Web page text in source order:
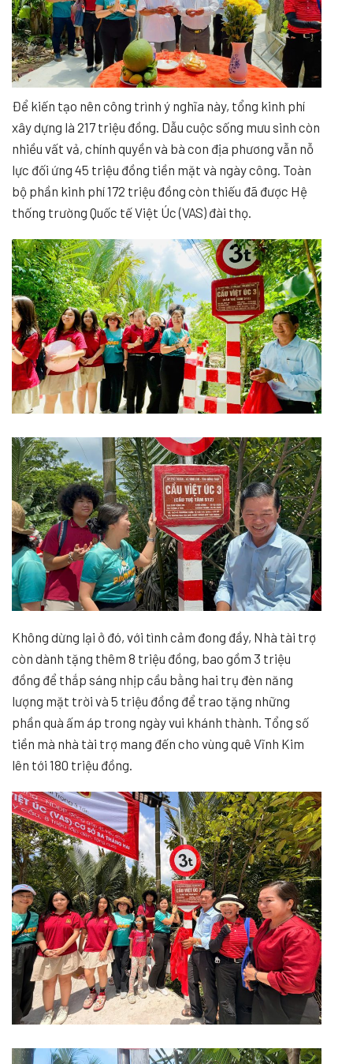
Để kiến tạo nên công trình ý nghĩa này, tổng kinh phí
xây dựng là 217 triệu đồng. Dẫu cuộc sống mưu sinh còn
nhiều vất vả, chính quyền và bà con địa phương vẫn nỗ
lực đối ứng 45 triệu đồng tiền mặt và ngày công. Toàn
bộ phần kinh phí 172 triệu đồng còn thiếu đã được Hệ
thống trường Quốc tế Việt Úc (VAS) đài thọ.
Không dừng lại ở đó, với tình cảm đong đầy, Nhà tài trợ
còn dành tặng thêm 8 triệu đồng, bao gồm 3 triệu
đồng để thắp sáng nhịp cầu bằng hai trụ đèn năng
lượng mặt trời và 5 triệu đồng để trao tặng những
phần quà ấm áp trong ngày vui khánh thành. Tổng số
tiền mà nhà tài trợ mang đến cho vùng quê Vĩnh Kim
lên tới 180 triệu đồng.